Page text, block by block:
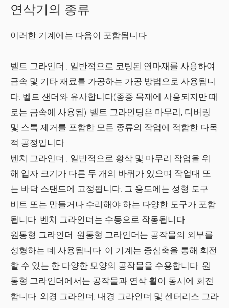
연삭기의 종류
이러한 기계에는 다음이 포함됩니다.
벨트 그라인더 , 일반적으로 코팅된 연마재를 사용하여
금속 및 기타 재료를 가공하는 가공 방법으로 사용됩니
다. 벨트 샌더와 유사합니다(종종 목재에 사용되지만 때
로는 금속에 사용됨). 벨트 그라인딩은 마무리, 디버링
및 스톡 제거를 포함한 모든 종류의 작업에 적합한 다목
적 공정입니다.
벤치 그라인더 , 일반적으로 황삭 및 마무리 작업을 위
해 입자 크기가 다른 두 개의 바퀴가 있으며 작업대 또
는 바닥 스탠드에 고정됩니다. 그 용도에는 성형 도구
비트 또는 만들거나 수리해야 하는 다양한 도구가 포함
됩니다. 벤치 그라인더는 수동으로 작동됩니다.
원통형 그라인더: 원통형 그라인더는 공작물의 외부를
성형하는 데 사용됩니다. 이 기계는 중심축을 통해 회전
할 수 있는 한 다양한 모양의 공작물을 수용합니다. 원
통형 그라인더에서는 공작물과 연삭 휠이 동시에 회전
합니다. 외경 그라인더, 내경 그라인더 및 센터리스 그라